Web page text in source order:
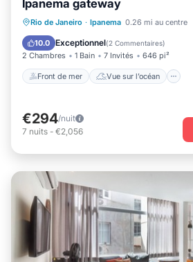
Ipanema gateway
Rio de Janeiro · Ipanema 0.26 mi au centre
10.0 Exceptionnel(2 Commentaires)
2 Chambres 1 Bain 7 Invités 646 pi²
Front de mer Vue sur l’océan
Front de mer Vue sur l’océan
Petit-déjeuner
€294/nuit
7 nuits - €2,056